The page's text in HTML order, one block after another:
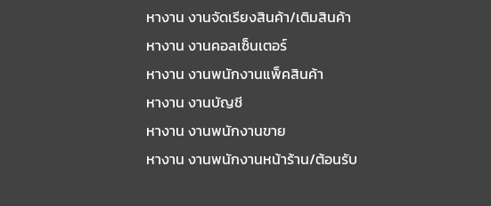
หางาน งานจัดเรียงสินค้า/เติมสินค้า
หางาน งานคอลเซ็นเตอร์
หางาน งานพนักงานแพ็คสินค้า
หางาน งานบัญชี
หางาน งานพนักงานขาย
หางาน งานพนักงานหน้าร้าน/ต้อนรับ